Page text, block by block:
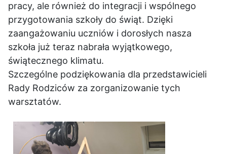
pracy, ale również do integracji i wspólnego
przygotowania szkoły do świąt. Dzięki
zaangażowaniu uczniów i dorosłych nasza
szkoła już teraz nabrała wyjątkowego,
świątecznego klimatu.
Szczególne podziękowania dla przedstawicieli
Rady Rodziców za zorganizowanie tych
warsztatów.